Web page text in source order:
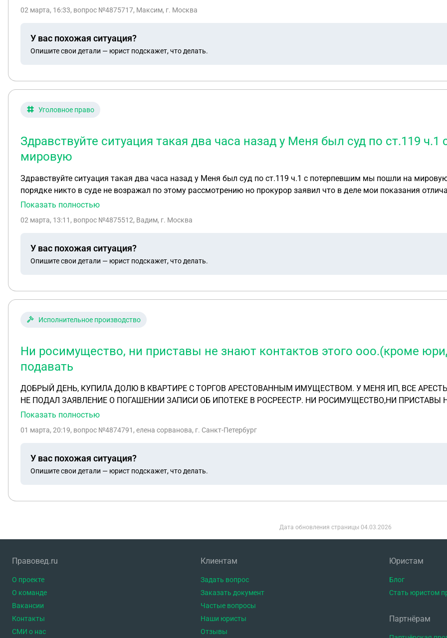
02 марта, 16:33, вопрос №4875717, Максим, г. Москва
У вас похожая ситуация?
Опишите свои детали — юрист подскажет, что делать.
Уголовное право
Здравствуйте ситуация такая два часа назад у Меня был суд по ст.119
мировую
Здравствуйте ситуация такая два часа назад у Меня был суд по ст.119 ч.1 с потерпевшим мы пошли на
порядке никто в суде не возражал по этому рассмотрению но прокурор заявил что в деле мои показания
признал в полном обьёме и суд решил отложить на две недели заседание в чём может быть подвох
Показать полностью
02 марта, 13:11 , вопрос №4875512, Вадим, г. Москва
У вас похожая ситуация?
Опишите свои детали — юрист подскажет, что делать.
Исполнительное производство
Ни росимущество, ни приставы не знают контактов этого ооо.(кроме
подавать
ДОБРЫЙ ДЕНЬ, КУПИЛА ДОЛЮ В КВАРТИРЕ С ТОРГОВ АРЕСТОВАННЫМ ИМУЩЕСТВОМ. У МЕНЯ ИП, ВСЕ АРЕСТЫ СНЯЛА, НО ЗАЛОГОДЕРЖАТЕЛЬ ЮРЛИЦО ООО,
НЕ ПОДАЛ ЗАЯВЛЕНИЕ О ПОГАШЕНИИ ЗАПИСИ ОБ ИПОТЕКЕ В РОСРЕЕСТР. НИ РОСИМУЩЕСТВО,НИ ПРИСТАВЫ
ЮРИДИЧЕСКОГО АДРЕСА) В КАКОЙ СУД ПОДАВАТЬ ЗАЯВЛЕНИЕ О ПОГАЩЕНИИ ЗАПИСИ ОБ ИПОТЕКЕ( В
Показать полностью
01 марта, 20:19, вопрос №4874791, елена сорванова, г. Санкт-Петербург
У вас похожая ситуация?
Опишите свои детали — юрист подскажет, что делать.
Дата обновления страницы 04.03.2026
Правовед.ru
О проекте
О команде
Вакансии
Контакты
СМИ о нас
Клиентам
Задать вопрос
Заказать документ
Частые вопросы
Наши юристы
Отзывы
Юристам
Блог
Стать юристом
Партнёрам